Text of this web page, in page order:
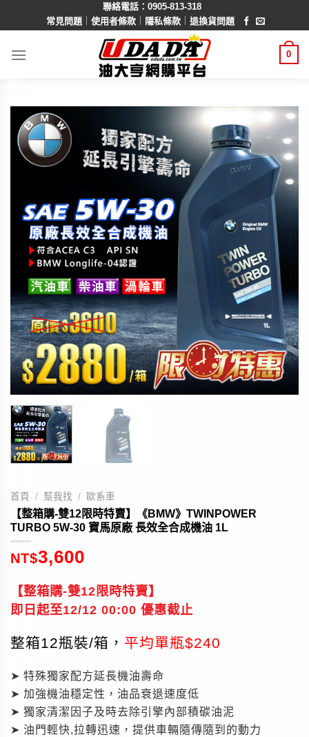
聯絡電話：0905-813-318
常見問題｜ 使用者條款｜ 隱私條款｜ 退換貨問題
0
首頁 / 幫我找 / 歐系車
【整箱購-雙12限時特賣】《BMW》TWINPOWER
TURBO 5W-30 寶馬原廠 長效全合成機油 1L
NT$3,600
【整箱購-雙12限時特賣】
即日起至12/12 00:00 優惠截止
整箱12瓶裝/箱， 平均單瓶$240
➤ 特殊獨家配方延長機油壽命
➤ 加強機油穩定性，油品衰退速度低
➤ 獨家清潔因子及時去除引擎內部積碳油泥
➤ 油門輕快,拉轉迅速，提供車輛隨傳隨到的動力